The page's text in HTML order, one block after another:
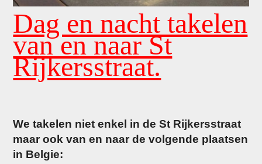
Dag en nacht takelen
van en naar St
Rijkersstraat.
We takelen niet enkel in de St Rijkersstraat
maar ook van en naar de volgende plaatsen
in Belgie: